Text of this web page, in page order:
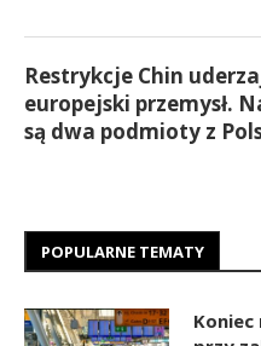
Restrykcje Chin
europejski przemysł.
są dwa podmioty z
POPULARNE TEMATY
Koniec